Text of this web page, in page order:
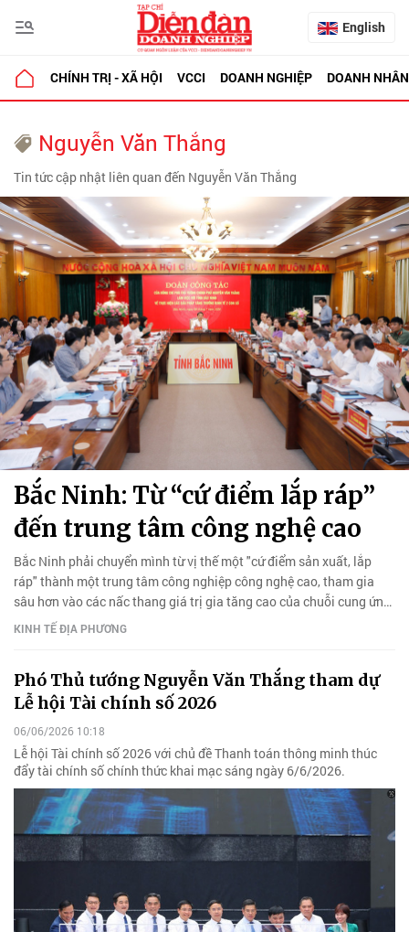
English
CHÍNH TRỊ - XÃ HỘI VCCI DOANH NGHIỆP DOANH NHÂN
Nguyễn Văn Thắng
Tin tức cập nhật liên quan đến Nguyễn Văn Thắng
Bắc Ninh: Từ “cứ điểm lắp ráp”
đến trung tâm công nghệ cao
Bắc Ninh phải chuyển mình từ vị thế một "cứ điểm sản xuất, lắp
ráp" thành một trung tâm công nghiệp công nghệ cao, tham gia
sâu hơn vào các nấc thang giá trị gia tăng cao của chuỗi cung ứng
toàn cầu.
KINH TẾ ĐỊA PHƯƠNG
Phó Thủ tướng Nguyễn Văn Thắng tham dự
Lễ hội Tài chính số 2026
06/06/2026 10:18
Lễ hội Tài chính số 2026 với chủ đề Thanh toán thông minh thúc
đẩy tài chính số chính thức khai mạc sáng ngày 6/6/2026.